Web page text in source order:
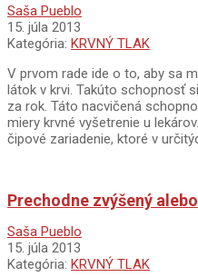
2013-
07-
15
Saša Pueblo
15. júla 2013
Kategória: KRVNÝ TLAK
V prvom rade ide o to, aby sa
látok v krvi. Takúto schopnosť
za rok. Táto nacvičená
miery krvné vyšetrenie u
čipové zariadenie, ktoré v
Prechodne zvýšený
2013-
07-
15
Saša Pueblo
15. júla 2013
Kategória: KRVNÝ TLAK